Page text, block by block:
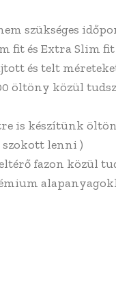
szükséges
fit és Extra Slim
és telt
öltöny közül
is készítünk
lenni )
fazon közül